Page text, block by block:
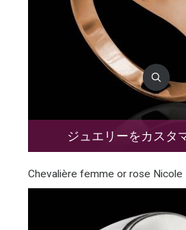
ジュエリーをカスタ
Chevalière femme or rose Nicole